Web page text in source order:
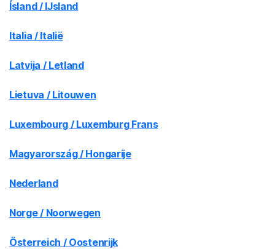
Ísland / IJsland
Italia / Italië
Latvija / Letland
Lietuva / Litouwen
Luxembourg / Luxemburg Frans
Magyarország / Hongarije
Nederland
Norge / Noorwegen
Österreich / Oostenrijk